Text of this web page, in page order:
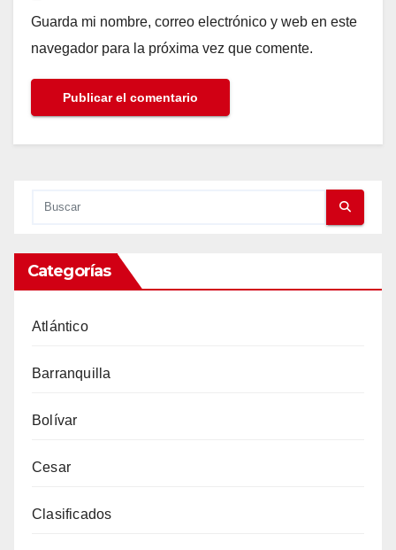
Guarda mi nombre, correo electrónico y web en este
navegador para la próxima vez que comente.
Categorías
Atlántico
Barranquilla
Bolívar
Cesar
Clasificados